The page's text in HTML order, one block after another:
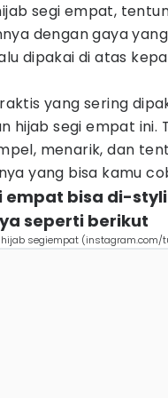
segi empat,
dengan gaya
dipakai di atas
yang sering
hijab segi empat ini.
menarik, dan
yang bisa kamu
empat bisa di-
seperti berikut
segiempat (instagram.com/